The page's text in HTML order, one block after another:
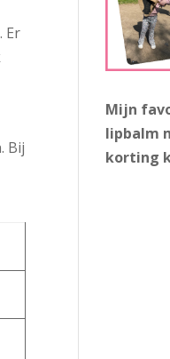
Er
Bij
Mijn
lipbalm
korting